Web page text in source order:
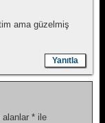
ama güzelmiş
Yanıtla
alanlar * ile